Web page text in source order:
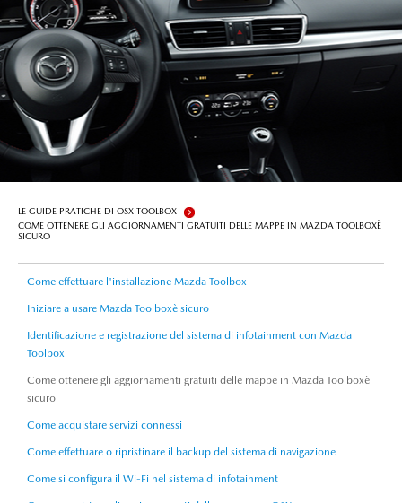
LE GUIDE PRATICHE DI OSX TOOLBOX
COME OTTENERE GLI AGGIORNAMENTI GRATUITI DELLE MAPPE IN MAZDA TOOLBOXÈ
SICURO
Come effettuare l'installazione Mazda Toolbox
Iniziare a usare Mazda Toolboxè sicuro
Identificazione e registrazione del sistema di infotainment con Mazda
Toolbox
Come ottenere gli aggiornamenti gratuiti delle mappe in Mazda Toolboxè
sicuro
Come acquistare servizi connessi
Come effettuare o ripristinare il backup del sistema di navigazione
Come si configura il Wi-Fi nel sistema di infotainment